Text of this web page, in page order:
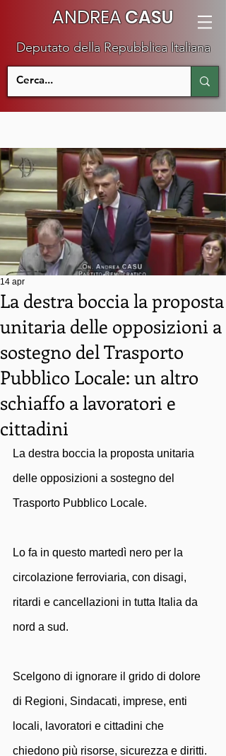
ANDREACASU
Deputato della Repubblica Italiana
La destra boccia la proposta
unitaria delle opposizioni a
sostegno del Trasporto
Pubblico Locale: un altro
schiaffo a lavoratori e
cittadini
14 apr
La destra boccia la proposta unitaria
delle opposizioni a sostegno del
Trasporto Pubblico Locale.
Lo fa in questo martedì nero per la
circolazione ferroviaria, con disagi,
ritardi e cancellazioni in tutta Italia da
nord a sud.
Scelgono di ignorare il grido di dolore
di Regioni, Sindacati, imprese, enti
locali, lavoratori e cittadini che
chiedono più risorse, sicurezza e diritti.